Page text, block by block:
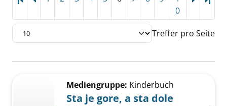
0
Treffer pro Seite
Zu den Suchfiltern springen
Mediengruppe: Kinderbuch
Sta je gore, a sta dole